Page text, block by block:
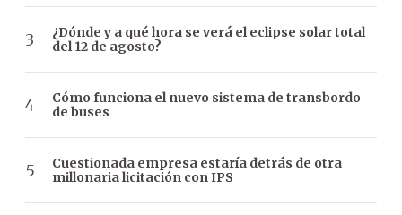
¿Dónde y a qué hora se verá el eclipse solar total
del 12 de agosto?
Cómo funciona el nuevo sistema de transbordo
de buses
Cuestionada empresa estaría detrás de otra
millonaria licitación con IPS